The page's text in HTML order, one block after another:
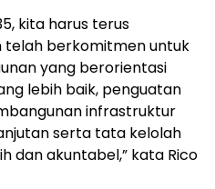
kita harus terus
telah berkomitmen untuk
yang berorientasi
lebih baik, penguatan
infrastruktur
serta tata kelolah
dan akuntabel,” kata Rico